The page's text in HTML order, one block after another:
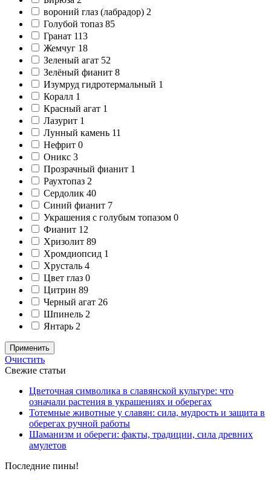
вороний глаз (лабрадор) 2
Голубой топаз 85
Гранат 113
Жемчуг 18
Зеленый агат 52
Зелёный фианит 8
Изумруд гидротермальный 1
Коралл 1
Красный агат 1
Лазурит 1
Лунный камень 11
Нефрит 0
Оникс 3
Прозрачный фианит 1
Раухтопаз 2
Сердолик 40
Синий фианит 7
Украшения с голубым топазом 0
Фианит 12
Хризолит 89
Хромдиопсид 1
Хрусталь 4
Цвет глаз 0
Цитрин 89
Черный агат 26
Шпинель 2
Янтарь 2
Применить
Очистить
Свежие статьи
Цветочная символика в славянской культуре: что
означали растения в украшениях и оберегах
Тотемные животные у славян: сила, мудрость и защита в
оберегах ручной работы
Шаманизм и обереги: факты, традиции, сила древних
амулетов
Последние пины!